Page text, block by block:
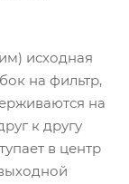
исходная
на фильтр,
на
к другу
в центр